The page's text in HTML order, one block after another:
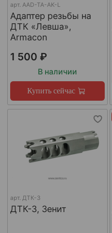
арт. AAD-TA-AK-L
Адаптер резьбы на
ДТК «Левша»,
Armacon
1 500 ₽
В наличии
Купить сейчас
арт. ДТК-3
ДТК-3, Зенит